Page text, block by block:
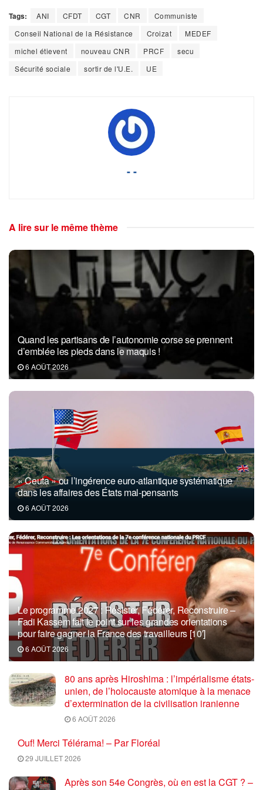
Tags: ANI CFDT CGT CNR
Communiste
Conseil National de la Résistance
Croizat
MEDEF
michel étievent
nouveau CNR PRCF
secu
Sécurité sociale
sortir de l'U.E. UE
- -
A lire sur le même thème
Quand les partisans de l’autonomie corse se prennent
d’emblée les pieds dans le maquis !
6 AOÛT 2026
« Ceuta » ou l’ingérence euro-atlantique systématique
dans les affaires des États mal-pensants
6 AOÛT 2026
Le programme 2027 : Résister, Fédérer, Reconstruire –
Fadi Kassem fait le point sur les grandes orientations
pour faire gagner la France des travailleurs [10′]
6 AOÛT 2026
80 ans après Hiroshima : l’impérialisme états-
unien, de l’holocauste atomique à la menace
d’extermination de la civilisation iranienne
6 AOÛT 2026
Ouf! Merci Télérama! – Par Floréal
29 JUILLET 2026
Après son 54e Congrès, où en est la CGT ? –